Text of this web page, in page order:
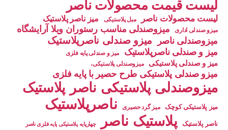
لیست قیمت محصولات ناصر
لیست محصولات ناصر مبل پلاستیکی میز ناصر پلاستیک
میزو صندلی اداری
میزوصندلی مناسب رستوران ویلا آرایشگاه
میزوصندلی ناصر
میزو صندلی ناصرپلاستیک
میز و صندلی ناصرپلاستیک میز و صندلی پایه فلزی
میز و صندلی پلاستیکی میزوصندلی پلاستیکی،
میزو صندلی پلاستیکی طرح حصیر با پایه فلزی
میزوصندلی پلاستیکی ناصر پلاستیک
میز پلاستیکی کوچک میز گرد حصیری ناصرپلاستیک
ناصر پلاستیک پلاستیک ناصر چهارپایه پلاستیکی پایه فلزی ناصر